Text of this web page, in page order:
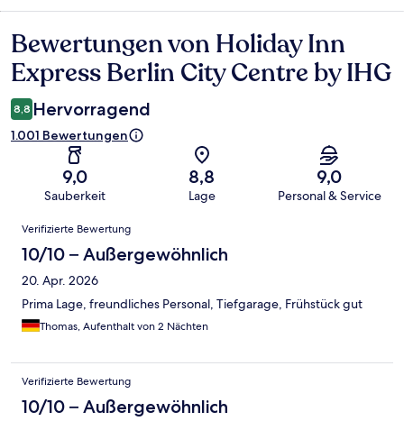
Bewertungen
Bewertungen von Holiday Inn
Express Berlin City Centre by IHG
8,8 Hervorragend
1.001 Bewertungen
9,0
Sauberkeit
8,8
Lage
9,0
Personal & Service
Bewertungen
Verifizierte Bewertung
10/10 – Außergewöhnlich
20. Apr. 2026
Prima Lage, freundliches Personal, Tiefgarage, Frühstück gut
Thomas, Aufenthalt von 2 Nächten
Verifizierte Bewertung
10/10 – Außergewöhnlich